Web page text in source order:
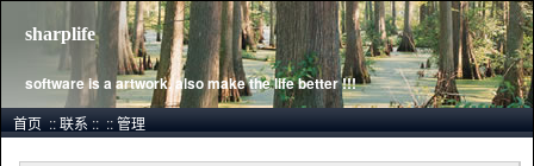
sharplife
software is a artwork, also make the life better !!!
首页::联系::::管理